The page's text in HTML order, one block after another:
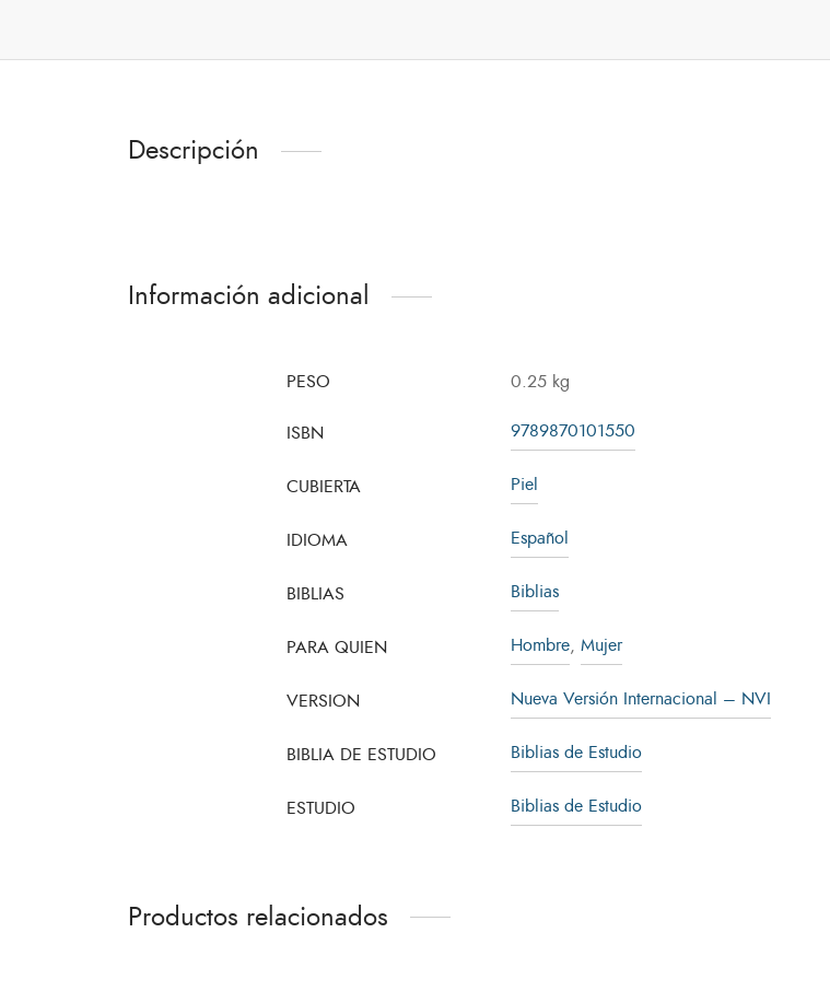
Descripción
Información adicional
PESO 0.25 kg
ISBN 9789870101550
CUBIERTA Piel
IDIOMA Español
BIBLIAS Biblias
PARA QUIEN Hombre, Mujer
VERSION Nueva Versión Internacional – NVI
BIBLIA DE ESTUDIO Biblias de Estudio
ESTUDIO Biblias de Estudio
Productos relacionados